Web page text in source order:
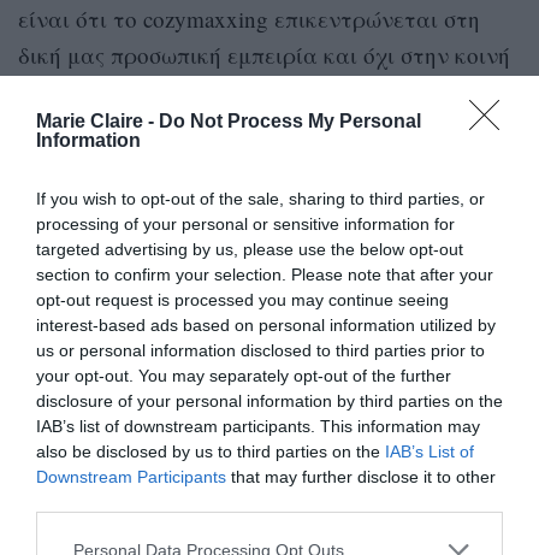
Marie Claire - Do Not Process My Personal
Information
If you wish to opt-out of the sale, sharing to third parties, or
processing of your personal or sensitive information for
targeted advertising by us, please use the below opt-out
section to confirm your selection. Please note that after your
opt-out request is processed you may continue seeing
interest-based ads based on personal information utilized by
us or personal information disclosed to third parties prior to
your opt-out. You may separately opt-out of the further
disclosure of your personal information by third parties on the
IAB’s list of downstream participants. This information may
also be disclosed by us to third parties on the IAB’s List of
Downstream Participants that may further disclose it to other
Personal Data Processing Opt Outs
είναι ότι το cozymaxxing επικεντρώνεται στη
δική μας προσωπική εμπειρία και όχι στην κοινή
Οι ειδικοί επισημαίνουν ότι αυτή η πρακτική
έχει πολλαπλά
οφέλη για την ψυχική και
σωματική μας υγεία. Όταν μας κατακλύζουν
στρεσογόνοι παράγοντες, το σώμα μας
παραμένει σε κατάσταση εγρήγορσης και δεν
μπορεί να ηρεμίσει. Με απλά μέσα, όπωςένα
μαλακό ρούχο, μια ζεστή κουβέρτα ή ένα
κερί, στέλνουμε σήματα στο σώμα μας ότι
είμαστε ασφαλείς και μπορούμε να
χαλαρώσουμε. Έτσι μειώνεται η ένταση,
βελτιώνεται ο ύπνος και αυξάνεται η αντοχή
μας στο άγχος.